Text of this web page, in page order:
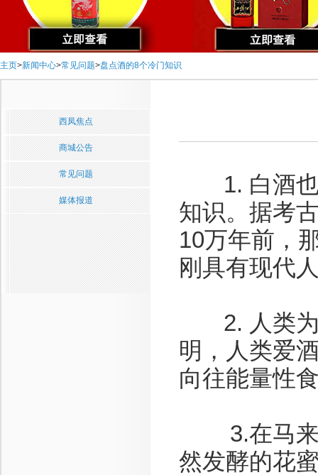
主页>新闻中心>常见问题>盘点酒的8个冷门知识
西凤焦点
商城公告
常见问题
媒体报道
1. 白酒也
知识。据考
10万年前，
刚具有现代
2. 人类为
明，人类爱
向往能量性
3.在马来
然发酵的花